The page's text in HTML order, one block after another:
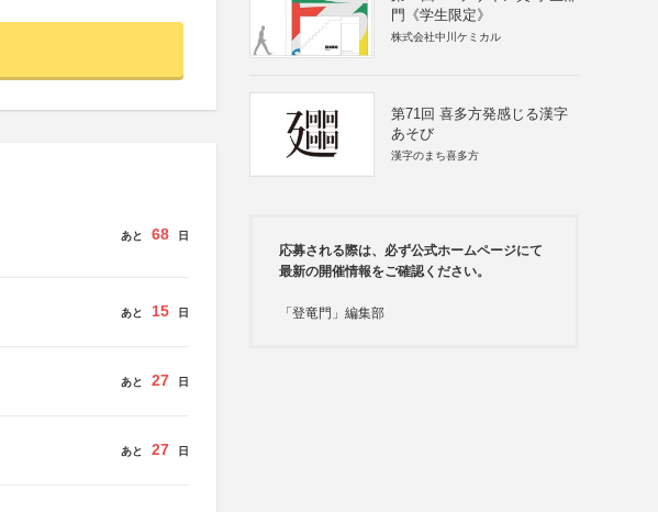
あと 68 日
あと 15 日
あと 27 日
あと 27 日
門《学生限定》
株式会社中川ケミカル
第71回 喜多方発感じる漢字
あそび
漢字のまち喜多方
応募される際は、必ず公式ホームページにて
最新の開催情報をご確認ください。
「登竜門」編集部